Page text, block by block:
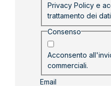
Privacy Policye
trattamento dei
Consenso
Acconsento
commerciali.
Email